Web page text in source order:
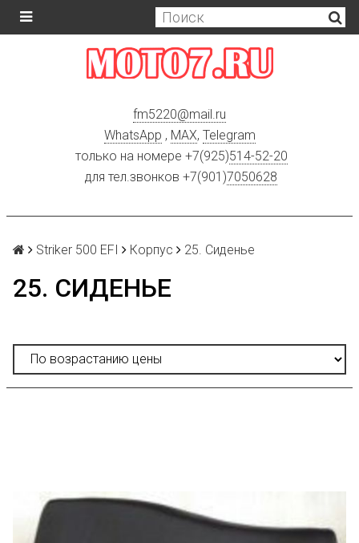
fm5220@mail.ru
WhatsApp , MAX, Telegram
только на номере +7(925)514-52-20
для тел.звонков +7(901)7050628
Striker 500 EFI Корпус 25. Сиденье
25. СИДЕНЬЕ